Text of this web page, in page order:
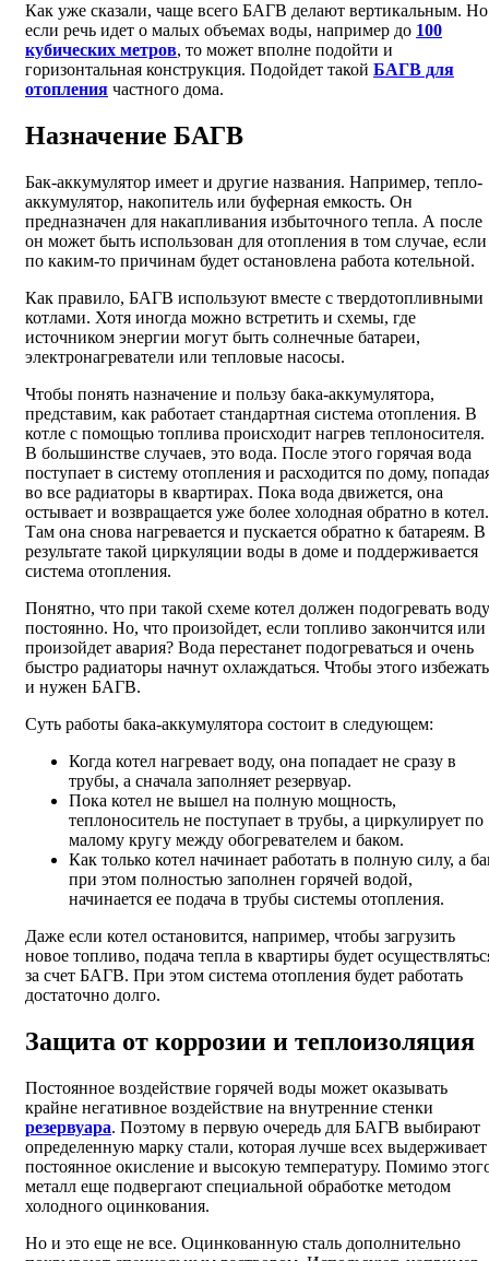
Как уже сказали, чаще всего БАГВ делают вертикальным. Но
если речь идет о малых объемах воды, например до 100
кубических метров, то может вполне подойти и
горизонтальная конструкция. Подойдет такой БАГВ для
отопления частного дома.
Назначение БАГВ
Бак-аккумулятор имеет и другие названия. Например, тепло-
аккумулятор, накопитель или буферная емкость. Он
предназначен для накапливания избыточного тепла. А после
он может быть использован для отопления в том случае, если
по каким-то причинам будет остановлена работа котельной.
Как правило, БАГВ используют вместе с твердотопливными
котлами. Хотя иногда можно встретить и схемы, где
источником энергии могут быть солнечные батареи,
электронагреватели или тепловые насосы.
Чтобы понять назначение и пользу бака-аккумулятора,
представим, как работает стандартная система отопления. В
котле с помощью топлива происходит нагрев теплоносителя.
В большинстве случаев, это вода. После этого горячая вода
поступает в систему отопления и расходится по дому,
во все радиаторы в квартирах. Пока вода движется, она
остывает и возвращается уже более холодная обратно в котел.
Там она снова нагревается и пускается обратно к батареям. В
результате такой циркуляции воды в доме и поддерживается
система отопления.
Понятно, что при такой схеме котел должен подогревать воду
постоянно. Но, что произойдет, если топливо закончится или
произойдет авария? Вода перестанет подогреваться и очень
быстро радиаторы начнут охлаждаться. Чтобы этого
и нужен БАГВ.
Суть работы бака-аккумулятора состоит в следующем:
Когда котел нагревает воду, она попадает не сразу в
трубы, а сначала заполняет резервуар.
Пока котел не вышел на полную мощность,
теплоноситель не поступает в трубы, а циркулирует по
малому кругу между обогревателем и баком.
Как только котел начинает работать в полную силу, а
при этом полностью заполнен горячей водой,
начинается ее подача в трубы системы отопления.
Даже если котел остановится, например, чтобы загрузить
новое топливо, подача тепла в квартиры будет
за счет БАГВ. При этом система отопления будет работать
достаточно долго.
Защита от коррозии и теплоизоляция
Постоянное воздействие горячей воды может оказывать
крайне негативное воздействие на внутренние стенки
резервуара. Поэтому в первую очередь для БАГВ выбирают
определенную марку стали, которая лучше всех выдерживает
постоянное окисление и высокую температуру. Помимо
металл еще подвергают специальной обработке методом
холодного оцинкования.
Но и это еще не все. Оцинкованную сталь дополнительно